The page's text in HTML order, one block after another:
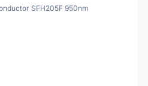
SFH205F 950nm